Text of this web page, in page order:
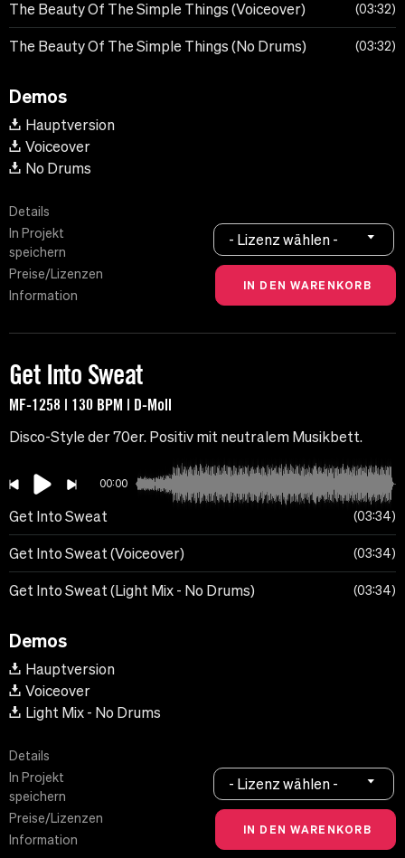
The Beauty Of The Simple Things (Voiceover) 03:32
The Beauty Of The Simple Things (No Drums) 03:32
Demos
Hauptversion
Voiceover
No Drums
Details
In Projekt
speichern
Preise/Lizenzen
Information
- Lizenz wählen -
Get Into Sweat
MF-1258 | 130 BPM | D-Moll
Disco-Style der 70er. Positiv mit neutralem Musikbett.
00:00
Get Into Sweat 03:34
Get Into Sweat (Voiceover) 03:34
Get Into Sweat (Light Mix - No Drums) 03:34
Demos
Hauptversion
Voiceover
Light Mix - No Drums
Details
In Projekt
speichern
Preise/Lizenzen
Information
- Lizenz wählen -